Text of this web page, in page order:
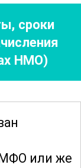
и
с
сроки
НМО)
или же